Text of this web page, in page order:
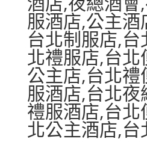
服酒店,公主酒
台北制服店,
北禮服店,台北
公主店,台北禮
服酒店,台北夜
禮服酒店,台北
北公主酒店,